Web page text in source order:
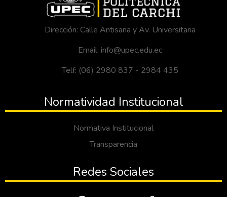
Dirección: Calle Antisana y Av. Universitaria
Email: info@upec.edu.ec
Telf: (06) 2980 837 - 2984 435
Normatividad Institucional
Normativa Institucional
Transparencia
Redes Sociales